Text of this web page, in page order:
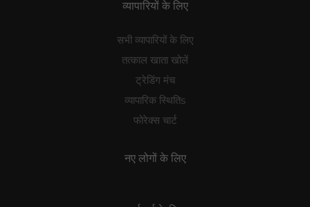
व्यापारियों के लिए
सभी व्यापारियों के लिए
तत्काल खाता खोलें
ट्रेडिंग मंच
व्यापारिक स्थितिs
फोरेक्स चार्ट
नए लोगों के लिए